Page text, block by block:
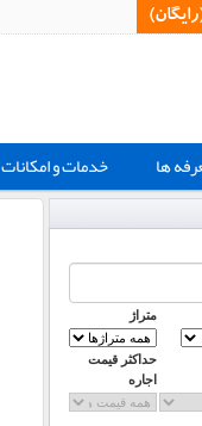
ها خدمات و امکانات
متراژ
حداکثر قیمت
اجاره